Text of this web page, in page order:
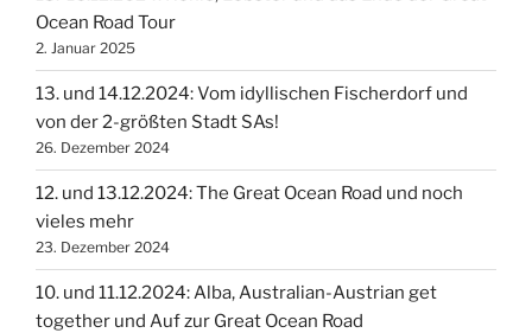
Ocean Road Tour
2. Januar 2025
13. und 14.12.2024: Vom idyllischen Fischerdorf und
von der 2-größten Stadt SAs!
26. Dezember 2024
12. und 13.12.2024: The Great Ocean Road und noch
vieles mehr
23. Dezember 2024
10. und 11.12.2024: Alba, Australian-Austrian get
together und Auf zur Great Ocean Road